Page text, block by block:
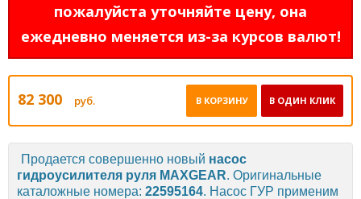
пожалуйста уточняйте цену, она
ежедневно меняется из-за курсов валют!
82 300 руб. В ОДИН КЛИК
В КОРЗИНУ
Продается совершенно новый насос
гидроусилителя руля MAXGEAR. Оригинальные
каталожные номера: 22595164. Насос ГУР применим